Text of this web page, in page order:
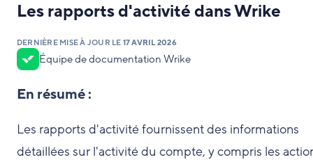
Les rapports d'activité dans Wrike
DERNIÈRE MISE À JOUR LE 17 AVRIL 2026
Équipe de documentation Wrike
En résumé :
Les rapports d'activité fournissent des informations
détaillées sur l'activité du compte, y compris les